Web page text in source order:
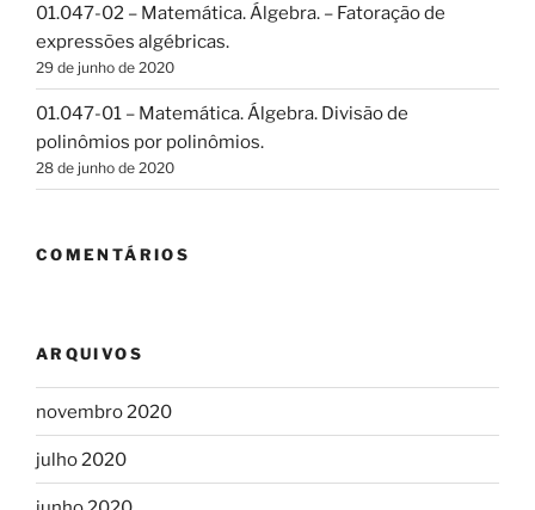
01.047-02 – Matemática. Álgebra. – Fatoração de
expressões algébricas.
29 de junho de 2020
01.047-01 – Matemática. Álgebra. Divisão de
polinômios por polinômios.
28 de junho de 2020
COMENTÁRIOS
ARQUIVOS
novembro 2020
julho 2020